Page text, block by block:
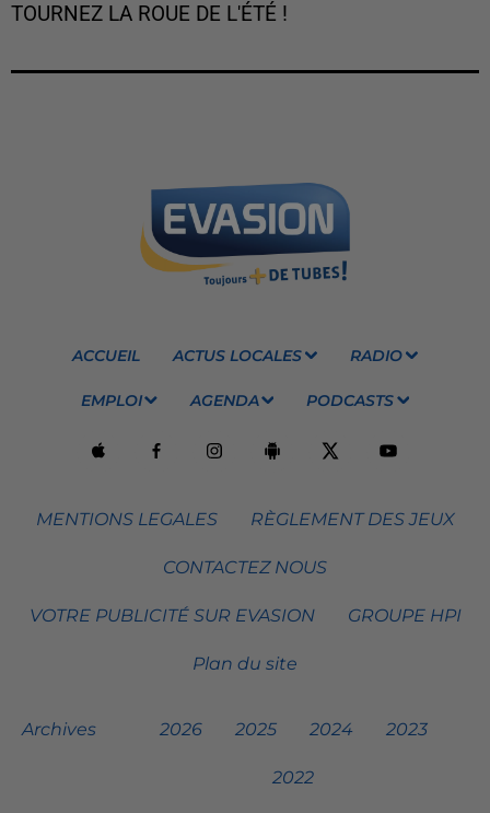
TOURNEZ LA ROUE DE L'ÉTÉ !
ACCUEIL ACTUS LOCALES RADIO
EMPLOI AGENDA PODCASTS
MENTIONS LEGALES RÈGLEMENT DES JEUX
CONTACTEZ NOUS
VOTRE PUBLICITÉ SUR EVASION GROUPE HPI
Plan du site
Archives 2026 2025 2024 2023
2022